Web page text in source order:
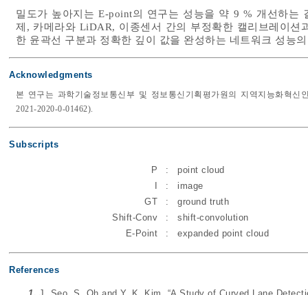
밀도가 높아지는 E-point의 연구는 성능을 약 9 % 개선하
제, 카메라와 LiDAR, 이종센서 간의 부정확한 캘리브레이
한 윤곽선 구분과 정확한 깊이 값을 완성하는 네트워크 성능
Acknowledgments
본 연구는 과학기술정보통신부 및 정보통신기획평가원의 지역지능화혁
2021-2020-0-01462).
Subscripts
P :
point cloud
:
image
GT
:
ground truth
Shift-Conv
:
shift-convolution
E-Point
: expanded point cloud
References